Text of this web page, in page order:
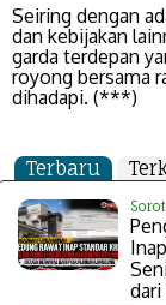
Seiring dengan
dan kebijakan
garda terdepan
royong bersama
dihadapi. (***)
Terbaru
Sorot
dari